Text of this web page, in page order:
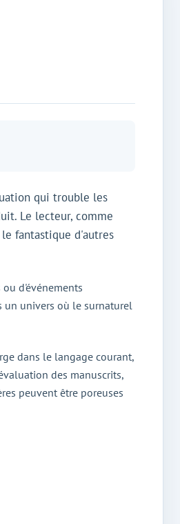
qui trouble les
Le lecteur, comme
fantastique d'autres
d'événements
un univers où le surnaturel
dans le langage courant,
des manuscrits,
peuvent être poreuses